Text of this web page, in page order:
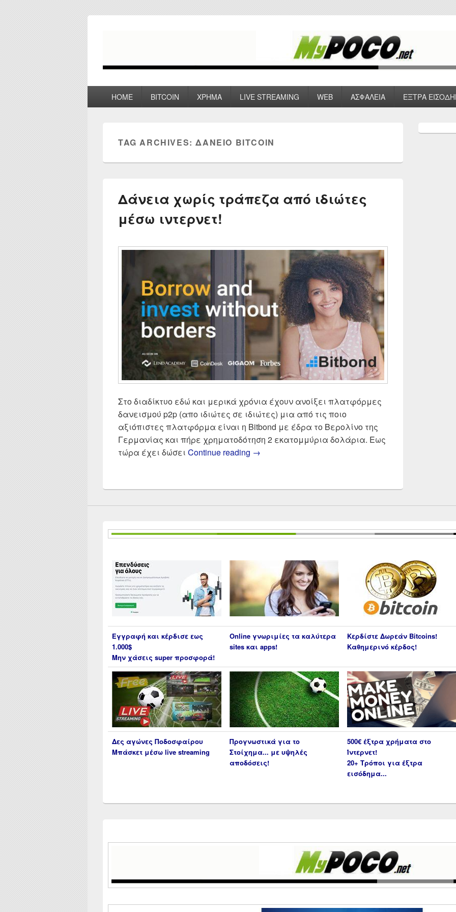
HOME BITCOIN ΧΡΗΜΑ LIVE STREAMING WEB ΑΣΦΑΛΕΙΑ ΕΞΤΡΑ
TAG ARCHIVES:ΔΆΝΕΙΟ BITCOIN
Δάνεια χωρίς τράπεζα από ιδιώτες
μέσω ιντερνετ!
Στο διαδίκτυο εδώ και μερικά χρόνια έχουν ανοίξει πλατφόρμες
δανεισμού p2p (απο ιδιώτες σε ιδιώτες) μια από τις ποιο
αξιόπιστες πλατφόρμα είναι η Bitbond με έδρα το Βερολίνο της
Γερμανίας και πήρε χρηματοδότηση 2 εκατομμύρια δολάρια. Εως
τώρα έχει δώσει Continue reading Δάνεια χωρίς τράπεζα από ιδιώτες μέσω
→
Sidebar
Εγγραφή και κέρδισε εως
1.000$
Μην χάσεις super προσφορά!
Online γνωριμίες τα καλύτερα
sites και apps!
Κερδίστε Δωρεάν Bitcoins!
Καθημερινό κέρδος!
Δες αγώνες Ποδοσφαίρου
Μπάσκετ μέσω live streaming
Προγνωστικά για το
Στοίχημα... με υψηλές
αποδόσεις!
500€ έξτρα χρήματα στο
Ίντερνετ!
20+ Τρόποι για έξτρα
εισόδημα...